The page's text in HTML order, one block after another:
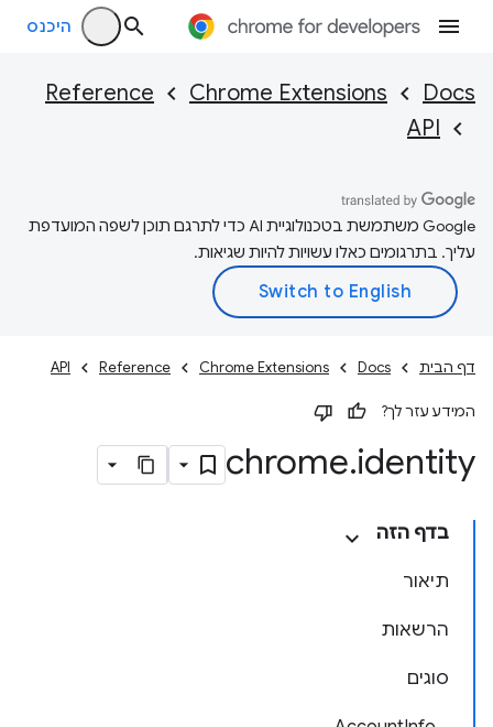
היכנס
Docs
Chrome Extensions
Reference
API
‫Google משתמשת בטכנולוגיית AI כדי לתרגם תוכן לשפה המועדפת
עליך. בתרגומים כאלו עשויות להיות שגיאות.
דף הבית Docs
Chrome Extensions
Reference
API
המידע עזר לך?
chrome.identity
בדף הזה
תיאור
הרשאות
סוגים